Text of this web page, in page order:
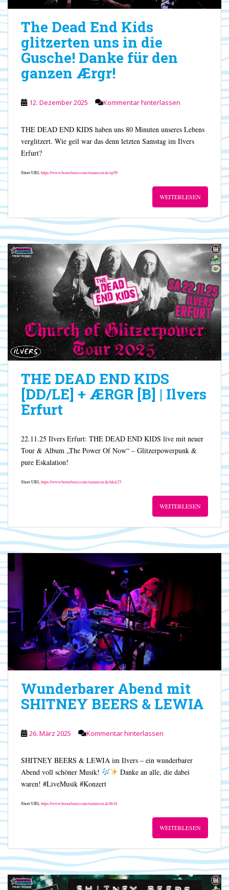
The Dead End Kids
glitzerten uns in die
Gusche! Danke für den
ganzen Ærgr!
12. Dezember 2025 Kommentar hinterlassen
THE DEAD END KIDS haben uns 80 Minuten unseres Lebens
verglitzert. Wie geil war das denn letzten Samstag im Ilvers
Erfurt?
Short URLhttps://www.boombatzeentertainment.de/sp58
WEITERLESEN
THE DEAD END KIDS
[DD/LE] + ÆRGR [B] | Ilvers
Erfurt
22.11.25 Ilvers Erfurt: THE DEAD END KIDS live mit neuer
Tour & Album „The Power Of Now“ – Glitzerpowerpunk &
pure Eskalation!
Short URLhttps://www.boombatzeentertainment.de/tdek25
WEITERLESEN
Wunderbarer Abend mit
SHITNEY BEERS & LEWIA
26. März 2025 Kommentar hinterlassen
SHITNEY BEERS & LEWIA im Ilvers – ein wunderbarer
Abend voll schöner Musik!
Danke an alle, die dabei
waren! #LiveMusik #Konzert
Short URLhttps://www.boombatzeentertainment.de/th3d
WEITERLESEN